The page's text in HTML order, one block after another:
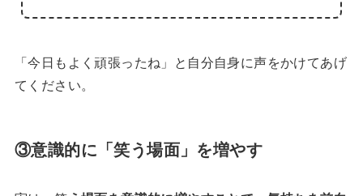
「今日もよく頑張ったね」と自分自身に声をかけてあげ
てください。
③意識的に「笑う場面」を増やす